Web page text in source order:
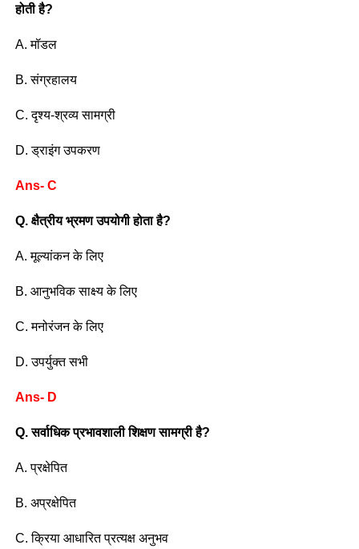
होती है?
A. मॉडल
B. संग्रहालय
C. दृश्य-श्रव्य सामग्री
D. ड्राइंग उपकरण
Ans- C
Q. क्षैत्रीय भ्रमण उपयोगी होता है?
A. मूल्यांकन के लिए
B. आनुभविक साक्ष्य के लिए
C. मनोरंजन के लिए
D. उपर्युक्त सभी
Ans- D
Q. सर्वाधिक प्रभावशाली शिक्षण सामग्री है?
A. प्रक्षेपित
B. अप्रक्षेपित
C. क्रिया आधारित प्रत्यक्ष अनुभव